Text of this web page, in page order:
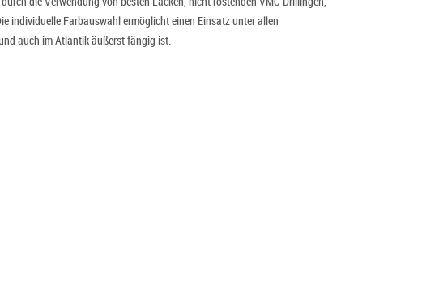
individuelle Farbauswahl ermöglicht einen Einsatz unter allen
auch im Atlantik äußerst fängig ist.